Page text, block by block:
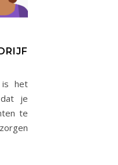
het
je
te